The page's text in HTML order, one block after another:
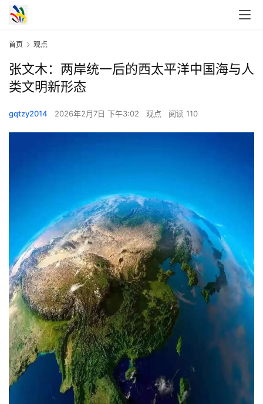
首页 观点
张文木：两岸统一后的西太平洋中国海与人
类文明新形态
gqtzy2014 2026年2月7日 下午3:02 观点 阅读 110